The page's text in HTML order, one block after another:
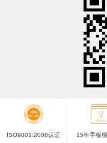
ISO9001:2008认证 15年手板